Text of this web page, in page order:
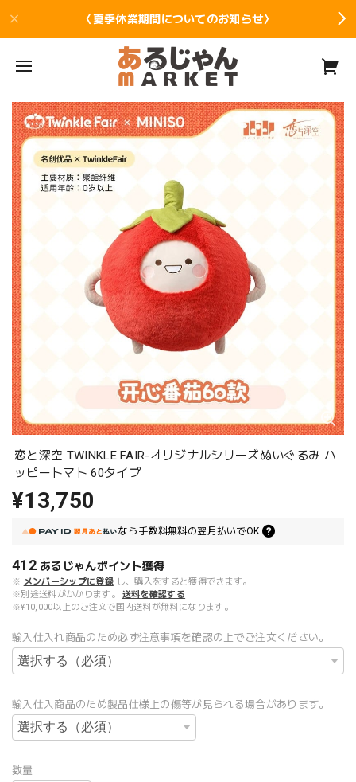
〈夏季休業期間についてのお知らせ〉
恋と深空 TWINKLE FAIR-オリジナルシリーズぬいぐるみ ハ
ッピートマト 60タイプ
¥13,750
なら 手数料無料の翌月払いでOK
412 あるじゃんポイント獲得
※ メンバーシップに登録 し、購入をすると獲得できます。
※別途送料がかかります。
送料を確認する
※¥10,000以上のご注文で国内送料が無料になります。
輸入仕入れ商品のため必ず注意事項を確認の上でご注文ください。
輸入仕入商品のため製品仕様上の傷等が見られる場合があります。
数量